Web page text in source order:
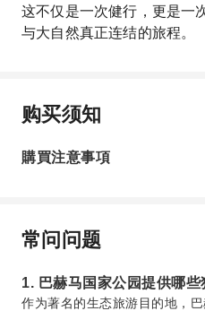
这不仅是一次健行，更是一
与大自然真正连结的旅程。
购买须知
購買注意事項
常问问题
1. 巴赫马国家公园提供哪些
作为著名的生态旅游目的地，